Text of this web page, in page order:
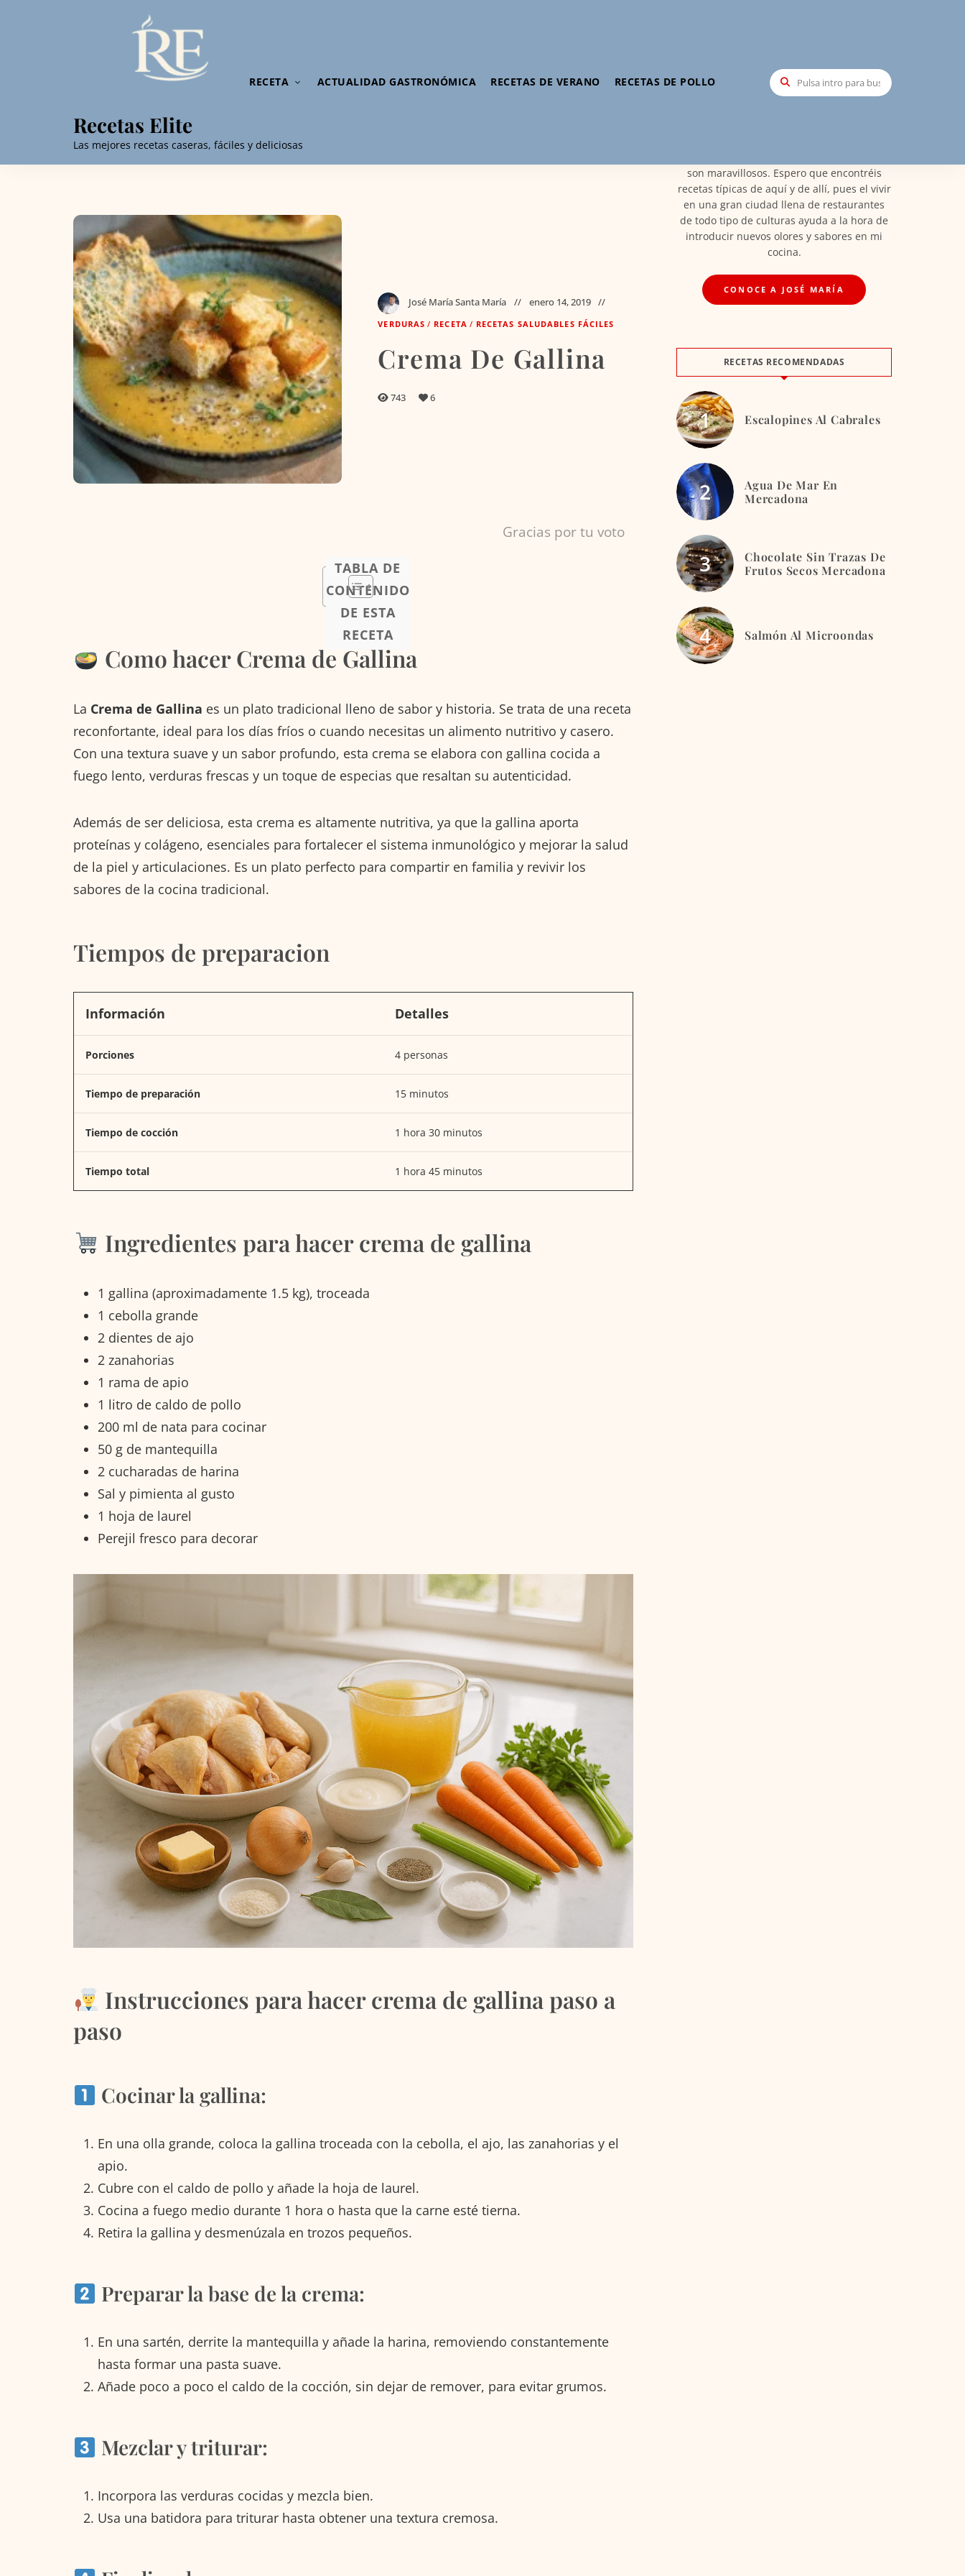
Recetas Elite
Las mejores recetas caseras, fáciles y deliciosas
RECETA ACTUALIDAD GASTRONÓMICA RECETAS DE VERANO RECETAS DE POLLO
José María Santa María enero 14, 2019
VERDURAS / RECETA / RECETAS SALUDABLES FÁCILES
Crema De Gallina
743 6
Gracias por tu voto
TABLA DE
CONTENIDO
DE ESTA
RECETA
Como hacer Crema de Gallina
La Crema de Gallina es un plato tradicional lleno de sabor y historia. Se trata de una receta
reconfortante, ideal para los días fríos o cuando necesitas un alimento nutritivo y casero.
Con una textura suave y un sabor profundo, esta crema se elabora con gallina cocida a
fuego lento, verduras frescas y un toque de especias que resaltan su autenticidad.
Además de ser deliciosa, esta crema es altamente nutritiva, ya que la gallina aporta
proteínas y colágeno, esenciales para fortalecer el sistema inmunológico y mejorar la salud
de la piel y articulaciones. Es un plato perfecto para compartir en familia y revivir los
sabores de la cocina tradicional.
Tiempos de preparacion
Información Detalles
Porciones 4 personas
Tiempo de preparación 15 minutos
Tiempo de cocción 1 hora 30 minutos
Tiempo total 1 hora 45 minutos
Ingredientes para hacer crema de gallina
1 gallina (aproximadamente 1.5 kg), troceada
1 cebolla grande
2 dientes de ajo
2 zanahorias
1 rama de apio
1 litro de caldo de pollo
200 ml de nata para cocinar
50 g de mantequilla
2 cucharadas de harina
Sal y pimienta al gusto
1 hoja de laurel
Perejil fresco para decorar
Instrucciones para hacer crema de gallina paso a
paso
Cocinar la gallina:
En una olla grande, coloca la gallina troceada con la cebolla, el ajo, las zanahorias y el
apio.
Cubre con el caldo de pollo y añade la hoja de laurel.
Cocina a fuego medio durante 1 hora o hasta que la carne esté tierna.
Retira la gallina y desmenúzala en trozos pequeños.
Preparar la base de la crema:
En una sartén, derrite la mantequilla y añade la harina, removiendo constantemente
hasta formar una pasta suave.
Añade poco a poco el caldo de la cocción, sin dejar de remover, para evitar grumos.
Mezclar y triturar:
Incorpora las verduras cocidas y mezcla bien.
Usa una batidora para triturar hasta obtener una textura cremosa.
Hola, soy José María
Mi nombre es José María Santa María,
son maravillosos. Espero que encontréis
recetas típicas de aquí y de allí, pues el vivir
en una gran ciudad llena de restaurantes
de todo tipo de culturas ayuda a la hora de
introducir nuevos olores y sabores en mi
cocina.
CONOCE A JOSÉ MARÍA
RECETAS RECOMENDADAS
Escalopines Al Cabrales
Agua De Mar En
Mercadona
Chocolate Sin Trazas De
Frutos Secos Mercadona
Salmón Al Microondas